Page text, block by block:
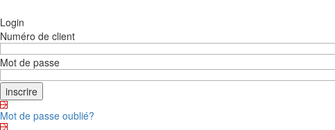
Login
Numéro de client
Mot de passe
Mot de passe oublié?